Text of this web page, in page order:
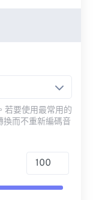
若要使用最常用的
換而不重新編碼音